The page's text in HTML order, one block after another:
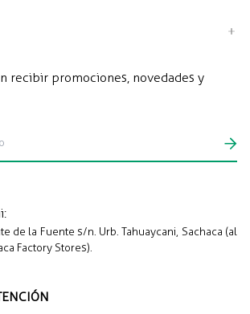
de la Fuente s/n. Urb. Tahuaycani, Sachaca (al
Factory Stores).
recibir promociones, novedades y